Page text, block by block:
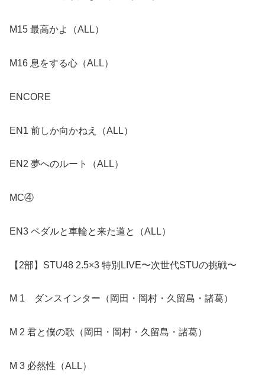
M15 最高かよ（ALL）
M16 息をする心（ALL）
ENCORE
EN1 前しか向かねえ（ALL）
EN2 夢へのルート（ALL）
MC④
EN3 ペダルと車輪と来た道と（ALL）
【2部】STU48 2.5×3 特別LIVE〜次世代STUの挑戦〜
M 1 ダンスインター（岡田・岡村・久留島・諸葛）
M 2 君と僕の歌（岡田・岡村・久留島・諸葛）
M 3 必然性（ALL）